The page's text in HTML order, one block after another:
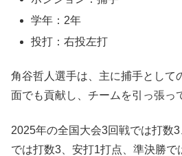
学年：2年
投打：右投左打
角谷哲人選手は、主に捕手として
面でも貢献し、チームを引っ張っ
2025年の全国大会3回戦では打数
では打数3、安打1打点、準決勝で